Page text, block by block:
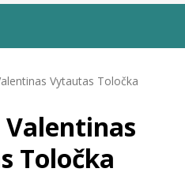
Vytautas Toločka
Toločka